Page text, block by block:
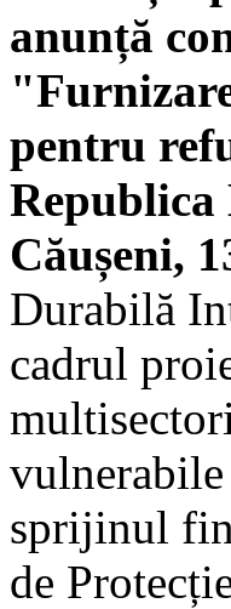
anunță
pentru
Căușeni,
Durabilă
cadrul
sprijinul
de